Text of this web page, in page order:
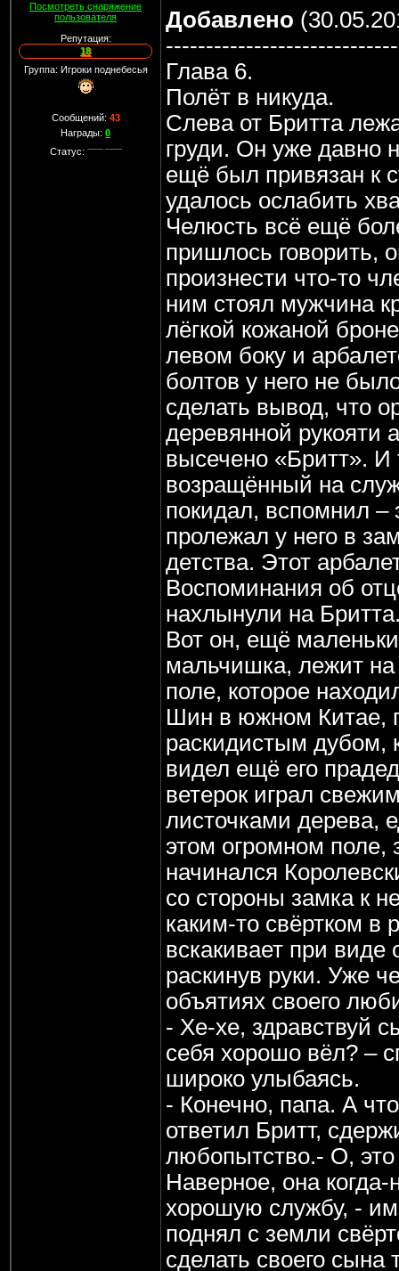
Посмотреть снаряжение
пользователя
Репутация:
18
Группа: Игроки поднебесья
Сообщений: 43
Награды: 0
Статус:
Добавлено
Глава 6.
Полёт в никуда.
Слева от Бритта
груди. Он уже давно
ещё был привязан к
удалось ослабить
Челюсть всё ещё
пришлось говорить,
произнести что-то
ним стоял мужчина
лёгкой кожаной
левом боку и
болтов у него не
сделать вывод, что
деревянной рукояти
высечено «Бритт». И
возращённый на
покидал, вспомнил –
пролежал у него в
детства. Этот
Воспоминания об
нахлынули на
Вот он, ещё
мальчишка, лежит
поле, которое
Шин в южном Китае,
раскидистым дубом,
видел ещё его
ветерок играл
листочками дерева,
этом огромном поле,
начинался
со стороны замка к
каким-то свёртком в
вскакивает при виде
раскинув руки. Уже
объятиях своего
- Хе-хе, здравствуй
себя хорошо вёл? –
широко улыбаясь.
- Конечно, папа. А
ответил Бритт,
любопытство.- О,
Наверное, она
хорошую службу, -
поднял с земли
сделать своего